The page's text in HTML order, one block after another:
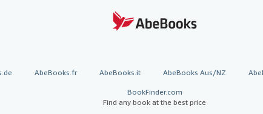
AbeBooks.fr AbeBooks.it AbeBooks Aus/NZ
BookFinder.com
Find any book at the best price